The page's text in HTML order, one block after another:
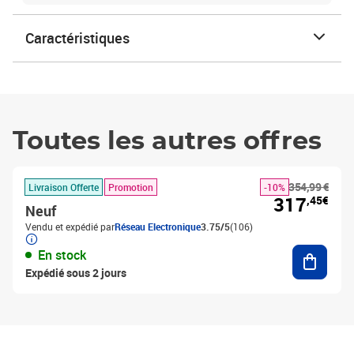
Caractéristiques
Toutes les autres offres
Livraison Offerte Promotion
Neuf
Vendu et expédié parRéseau Electronique3.75/5(106)
En stock
Expédié sous 2 jours
354,99 €
-10%
317,45€